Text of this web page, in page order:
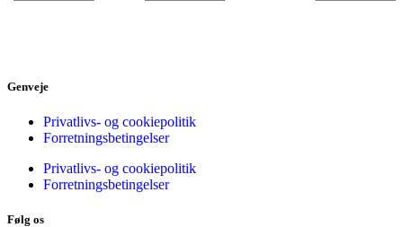
Genveje
Privatlivs- og cookiepolitik
Forretningsbetingelser
Privatlivs- og cookiepolitik
Forretningsbetingelser
Følg os